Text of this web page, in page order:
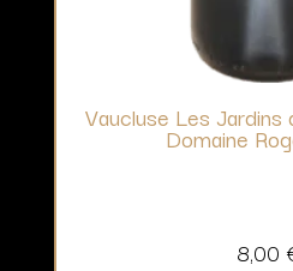
Vaucluse Les
Domaine
8,00